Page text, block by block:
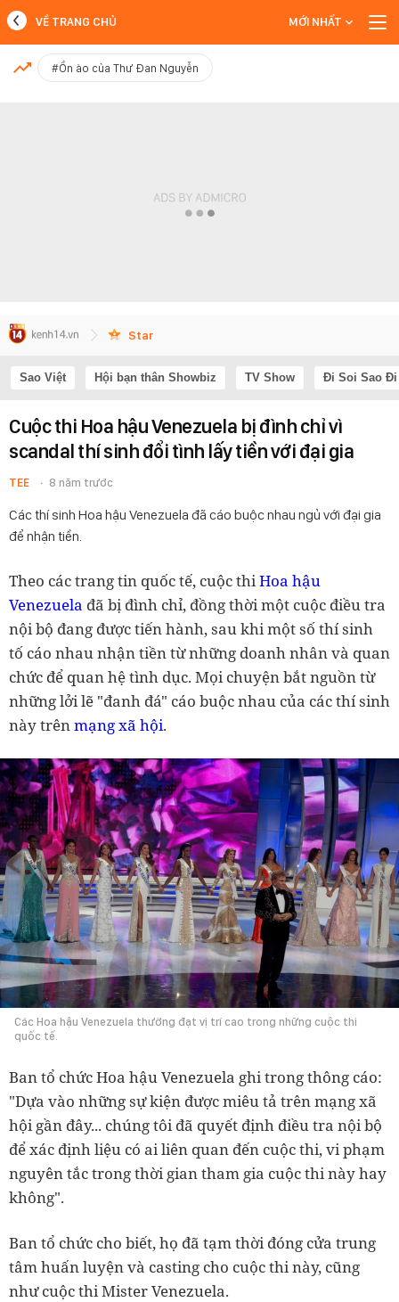
MỚI NHẤT
VỀ TRANG CHỦ MỚI NHẤT
#Ồn ào của Thư Đan Nguyễn
Star
Sao Việt Hội bạn thân Showbiz TV Show Đi Soi Sao Đi
Cuộc thi Hoa hậu Venezuela bị đình chỉ vì
scandal thí sinh đổi tình lấy tiền với đại gia
TEE 8 năm trước
Các thí sinh Hoa hậu Venezuela đã cáo buộc nhau ngủ với đại gia
để nhận tiền.
Theo các trang tin quốc tế, cuộc thiHoa hậu
Venezuela đã bị đình chỉ, đồng thời một cuộc điều tra
nội bộ đang được tiến hành, sau khi một số thí sinh
tố cáo nhau nhận tiền từ những doanh nhân và quan
chức để quan hệ tình dục. Mọi chuyện bắt nguồn từ
những lởi lẽ "đanh đá" cáo buộc nhau của các thí sinh
này trênmạng xã hội.
Các Hoa hậu Venezuela thường đạt vị trí cao trong những cuộc thi
quốc tế.
Ban tổ chức Hoa hậu Venezuela ghi trong thông cáo:
"Dựa vào những sự kiện được miêu tả trên mạng xã
hội gần đây... chúng tôi đã quyết định điều tra nội bộ
để xác định liệu có ai liên quan đến cuộc thi, vi phạm
nguyên tắc trong thời gian tham gia cuộc thi này hay
không".
Ban tổ chức cho biết, họ đã tạm thời đóng cửa trung
tâm huấn luyện và casting cho cuộc thi này, cũng
như cuộc thi Mister Venezuela.